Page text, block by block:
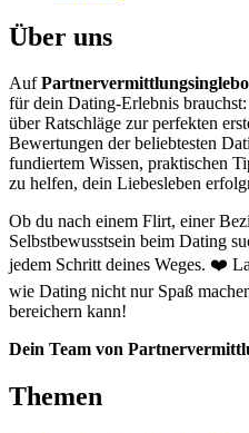
Über uns
Auf
für dein Dating-Erlebnis
über Ratschläge zur perfekten
Bewertungen der beliebtesten
fundiertem Wissen, praktischen
zu helfen, dein Liebesleben
Ob du nach einem Flirt, einer
Selbstbewusstsein beim Dating
jedem Schritt deines Weges. ❤️
wie Dating nicht nur Spaß
bereichern kann!
Dein Team von
Themen